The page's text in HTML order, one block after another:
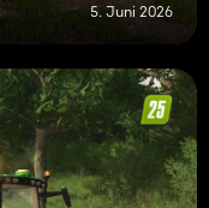
5. Juni 2026